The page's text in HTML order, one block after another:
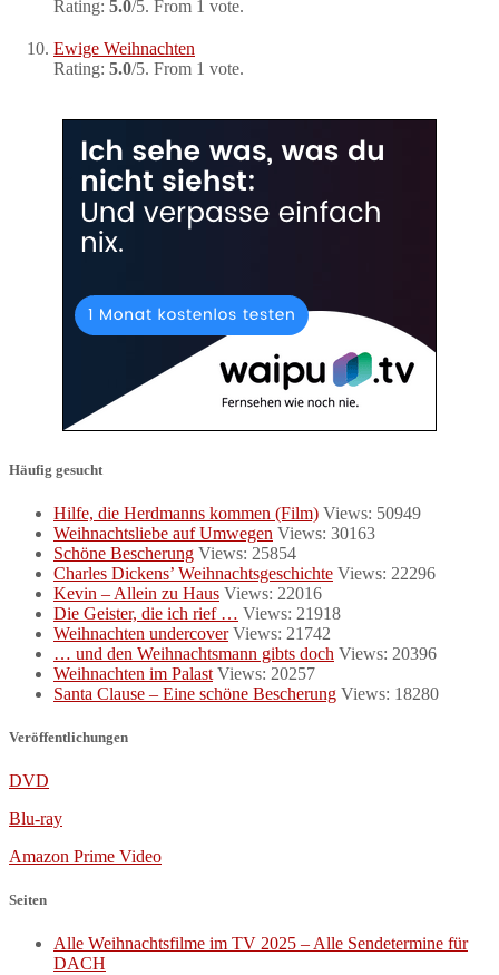
Rating: 5.0/5. From 1 vote.
Ewige Weihnachten
Rating: 5.0/5. From 1 vote.
Häufig gesucht
Hilfe, die Herdmanns kommen (Film) Views: 50949
Weihnachtsliebe auf Umwegen Views: 30163
Schöne Bescherung Views: 25854
Charles Dickens’ Weihnachtsgeschichte Views: 22296
Kevin – Allein zu Haus Views: 22016
Die Geister, die ich rief … Views: 21918
Weihnachten undercover Views: 21742
… und den Weihnachtsmann gibts doch Views: 20396
Weihnachten im Palast Views: 20257
Santa Clause – Eine schöne Bescherung Views: 18280
Veröffentlichungen
DVD
Blu-ray
Amazon Prime Video
Seiten
Alle Weihnachtsfilme im TV 2025 – Alle Sendetermine für
DACH